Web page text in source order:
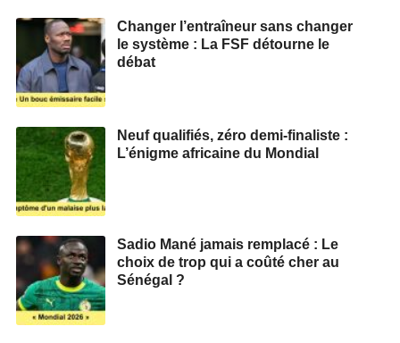
Changer l’entraîneur sans changer
le système : La FSF détourne le
débat
Neuf qualifiés, zéro demi‑finaliste :
L’énigme africaine du Mondial
Sadio Mané jamais remplacé : Le
choix de trop qui a coûté cher au
Sénégal ?